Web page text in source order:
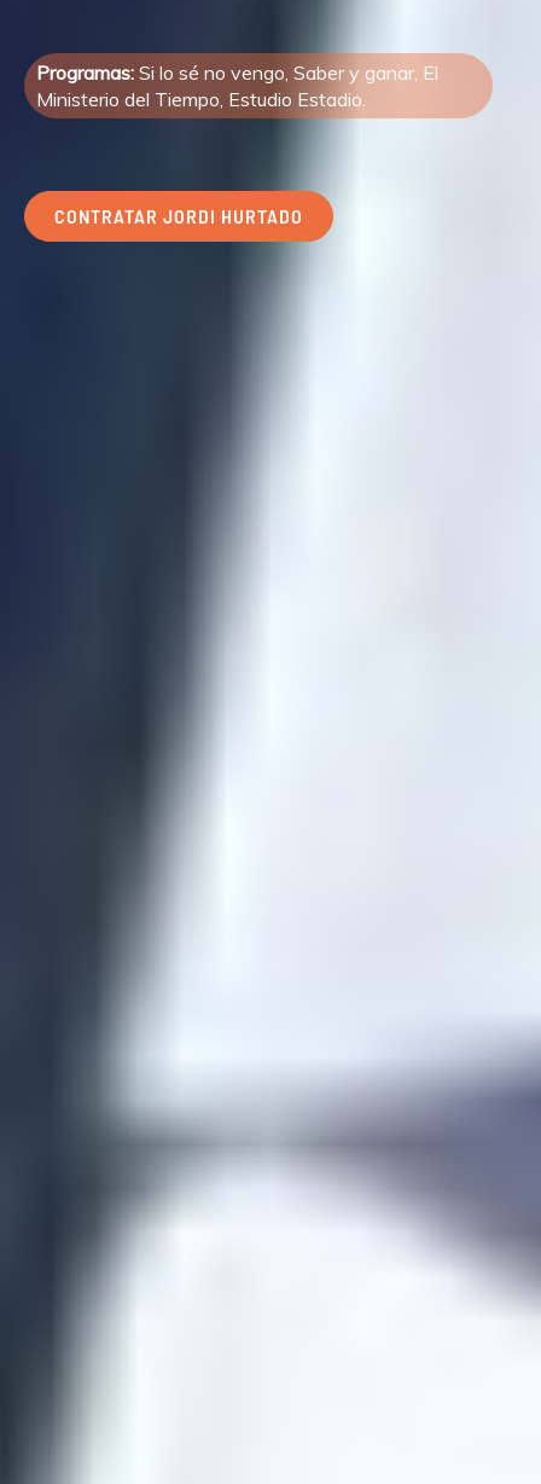
Programas: Si lo sé no vengo, Saber y ganar, El
Ministerio del Tiempo, Estudio Estadio.
CONTRATAR JORDI HURTADO